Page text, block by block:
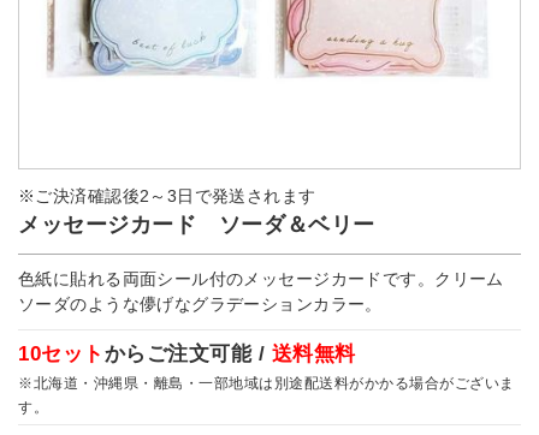
※ご決済確認後2～3日で発送されます
メッセージカード ソーダ＆ベリー
色紙に貼れる両面シール付のメッセージカードです。クリーム
ソーダのような儚げなグラデーションカラー。
10セット からご注文可能 / 送料無料
※北海道・沖縄県・離島・一部地域は別途配送料がかかる場合がございま
す。